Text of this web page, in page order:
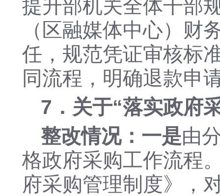
提升部机关全体干部
（区融媒体中心）财
任，规范凭证审核标
同流程，明确退款申
7．关于“落实政府
整改情况：一是由
格政府采购工作流程
府采购管理制度》，